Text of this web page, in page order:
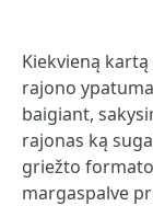
Kiekvieną
rajono
baigiant,
rajonas ką
griežto
margaspalve